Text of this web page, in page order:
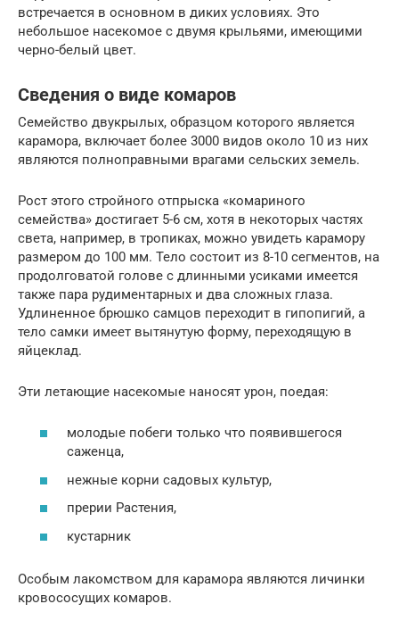
встречается в основном в диких условиях. Это
небольшое насекомое с двумя крыльями, имеющими
черно-белый цвет.
Сведения о виде комаров
Семейство двукрылых, образцом которого является
карамора, включает более 3000 видов около 10 из них
являются полноправными врагами сельских земель.
Рост этого стройного отпрыска «комариного
семейства» достигает 5-6 см, хотя в некоторых частях
света, например, в тропиках, можно увидеть карамору
размером до 100 мм. Тело состоит из 8-10 сегментов, на
продолговатой голове с длинными усиками имеется
также пара рудиментарных и два сложных глаза.
Удлиненное брюшко самцов переходит в гипопигий, а
тело самки имеет вытянутую форму, переходящую в
яйцеклад.
Эти летающие насекомые наносят урон, поедая:
молодые побеги только что появившегося
саженца,
нежные корни садовых культур,
прерии Растения,
кустарник
Особым лакомством для карамора являются личинки
кровососущих комаров.